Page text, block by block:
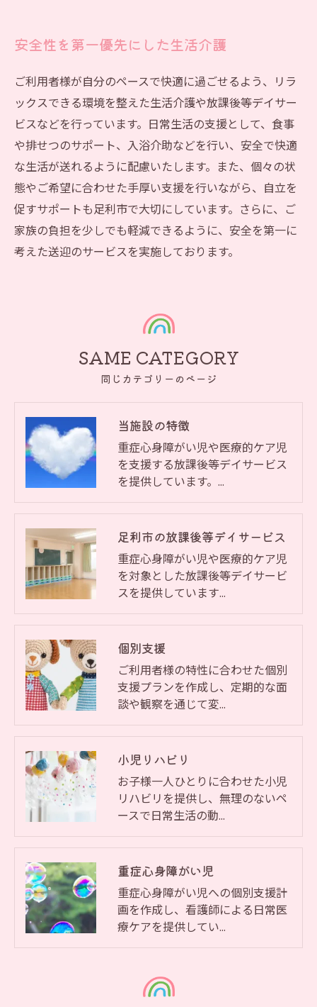
安全性を第一優先にした生活介護
ご利用者様が自分のペースで快適に過ごせるよう、リラ
ックスできる環境を整えた生活介護や放課後等デイサー
ビスなどを行っています。日常生活の支援として、食事
や排せつのサポート、入浴介助などを行い、安全で快適
な生活が送れるように配慮いたします。また、個々の状
態やご希望に合わせた手厚い支援を行いながら、自立を
促すサポートも足利市で大切にしています。さらに、ご
家族の負担を少しでも軽減できるように、安全を第一に
考えた送迎のサービスを実施しております。
同じカテゴリーのページ
SAME CATEGORY
当施設の特徴
重症心身障がい児や医療的ケア児
を支援する放課後等デイサービス
を提供しています。…
足利市の放課後等デイサービス
重症心身障がい児や医療的ケア児
を対象とした放課後等デイサービ
スを提供しています…
個別支援
ご利用者様の特性に合わせた個別
支援プランを作成し、定期的な面
談や観察を通じて変…
小児リハビリ
お子様一人ひとりに合わせた小児
リハビリを提供し、無理のないペ
ースで日常生活の動…
重症心身障がい児
重症心身障がい児への個別支援計
画を作成し、看護師による日常医
療ケアを提供してい…